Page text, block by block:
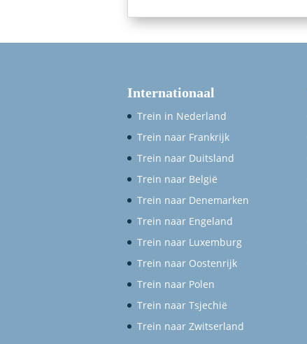
Internationaal
Trein in Nederland
Trein naar Frankrijk
Trein naar Duitsland
Trein naar België
Trein naar Denemarken
Trein naar Engeland
Trein naar Luxemburg
Trein naar Oostenrijk
Trein naar Polen
Trein naar Tsjechië
Trein naar Zwitserland